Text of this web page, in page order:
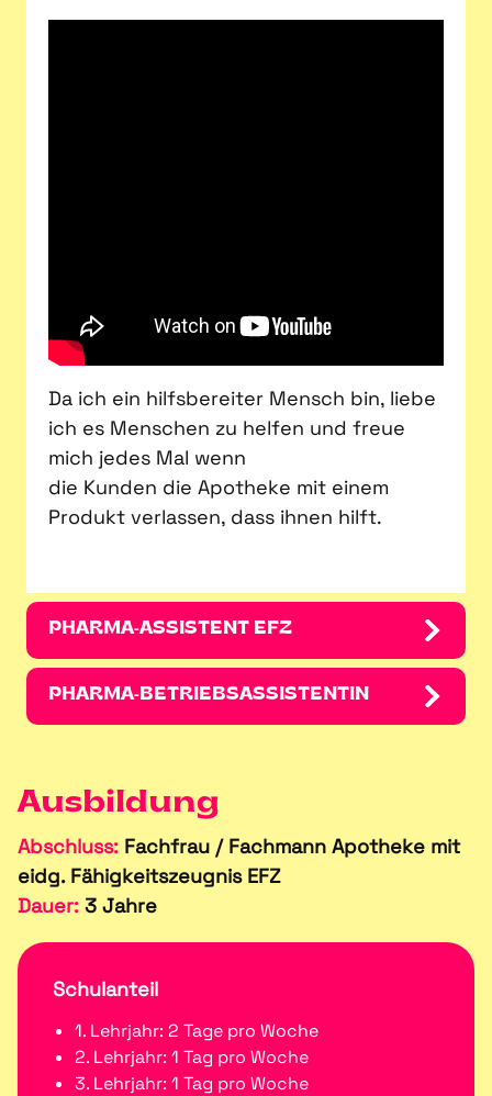
Da ich ein hilfsbereiter Mensch bin, liebe
ich es Menschen zu helfen und freue
mich jedes Mal wenn
die Kunden die Apotheke mit einem
Produkt verlassen, dass ihnen hilft.
PHARMA-ASSISTENT EFZ
PHARMA-BETRIEBSASSISTENTIN
Ausbildung
Abschluss: Fachfrau / Fachmann Apotheke mit
eidg. Fähigkeitszeugnis EFZ
Dauer: 3 Jahre
Schulanteil
1. Lehrjahr: 2 Tage pro Woche
2. Lehrjahr: 1 Tag pro Woche
3. Lehrjahr: 1 Tag pro Woche